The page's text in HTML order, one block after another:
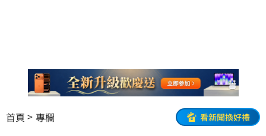
首頁 專欄 看新聞換好禮